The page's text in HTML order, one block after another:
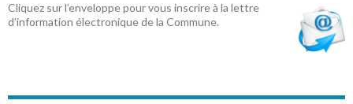
Cliquez sur l’enveloppe pour vous inscrire à la lettre
d’information électronique de la Commune.